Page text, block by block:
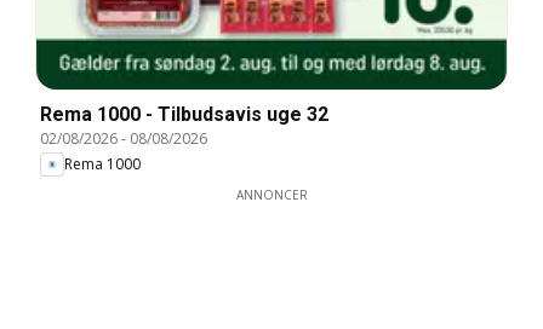
Rema 1000 - Tilbudsavis uge 32
02/08/2026- 08/08/2026
Rema 1000
ANNONCER